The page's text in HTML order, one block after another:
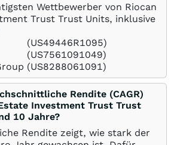
Wettbewerber von Riocan
Trust Trust Units, inklusive
(US49446R1095)
(US7561091049)
(US8288061091)
Rendite (CAGR)
Investment Trust Trust
10 Jahre?
Rendite zeigt, wie stark der